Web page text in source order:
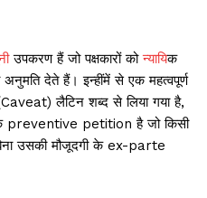
ी उपकरण हैं जो पक्षकारों कोन्यायिक
अनुमति देते हैं। इन्हींमें से एक महत्वपूर्ण
लैटिन शब्द से लिया गया है,
preventive petition है जो किसी
उसकी मौजूदगी के ex-parte